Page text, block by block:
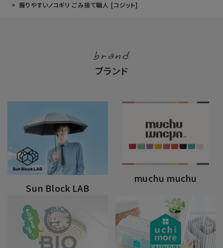
握りやすいノコギリ ごみ捨て職人 [コジット]
brand
ブランド
Sun Block LAB
muchu muchu